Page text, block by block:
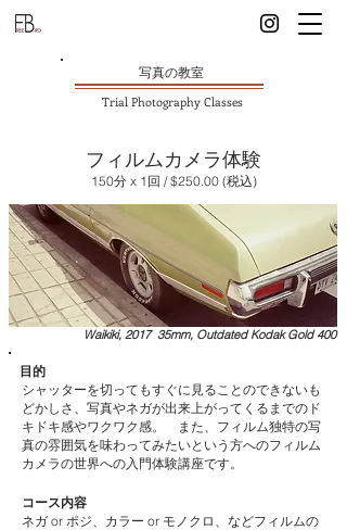
写真の教室
Trial Photography Classes
フィルムカメラ体験
150分 x 1回 / $250.00 (税込)
Waikiki, 2017 35mm, Outdated Kodak Gold 400
目的
シャッターを切ってもすぐに見ることのできないも
どかしさ、写真やネガが出来上がってくるまでのド
キドキ感やワクワク感。 また、フィルム独特の写
真の雰囲気を味わってみたいという方へのフィルム
カメラの世界への入門体験講座です。
コース内容
ネガ or ポジ、カラー or モノクロ、などフィルムの